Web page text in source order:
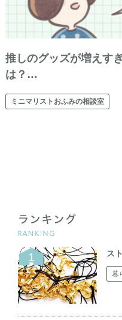
推しのグッズが増えす
は？…
ミニマリストおふみの相談室
ス
暮